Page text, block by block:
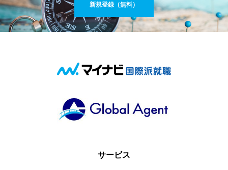
新規登録（無料）
サービス